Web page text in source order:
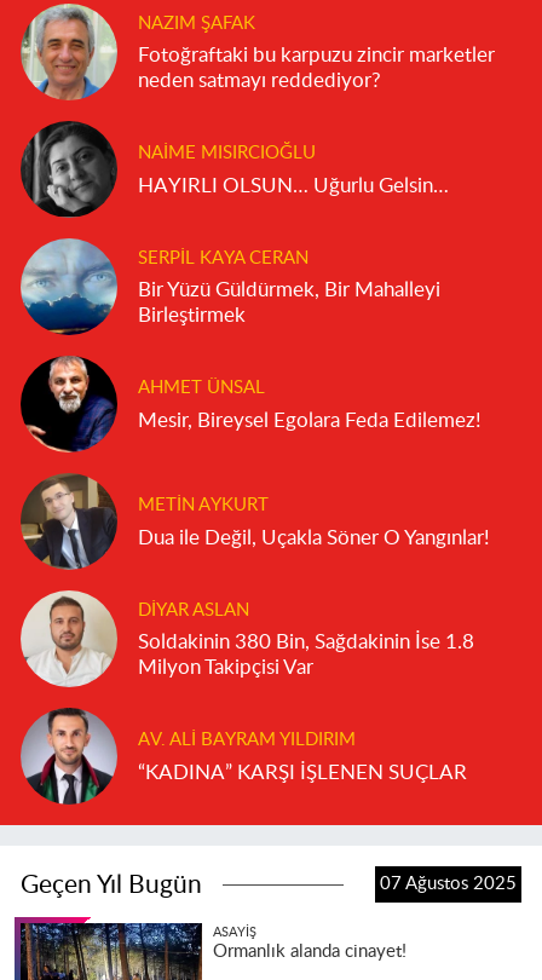
NAZIM ŞAFAK
Fotoğraftaki bu karpuzu zincir marketler
neden satmayı reddediyor?
NAIME MISIRCIOĞLU
HAYIRLI OLSUN… Uğurlu Gelsin…
SERPIL KAYA CERAN
Bir Yüzü Güldürmek, Bir Mahalleyi
Birleştirmek
AHMET ÜNSAL
Mesir, Bireysel Egolara Feda Edilemez!
METIN AYKURT
Dua ile Değil, Uçakla Söner O Yangınlar!
DIYAR ASLAN
Soldakinin 380 Bin, Sağdakinin İse 1.8
Milyon Takipçisi Var
AV. ALI BAYRAM YILDIRIM
“KADINA” KARŞI İŞLENEN SUÇLAR
Geçen Yıl Bugün 07 Ağustos 2025
ASAYIŞ
Ormanlık alanda cinayet!